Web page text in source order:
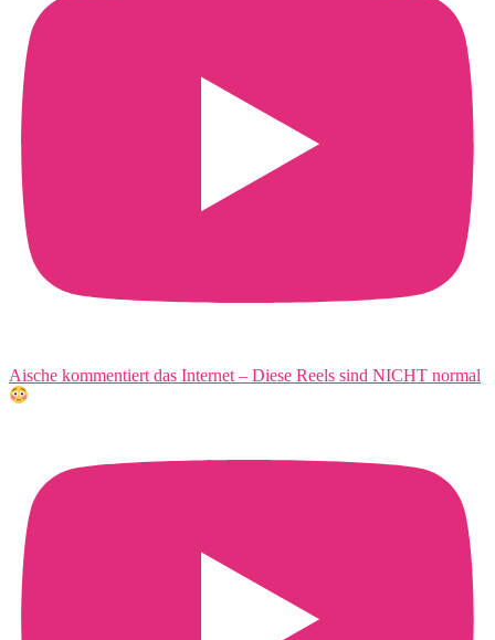
Aische kommentiert das Internet – Diese Reels sind NICHT normal